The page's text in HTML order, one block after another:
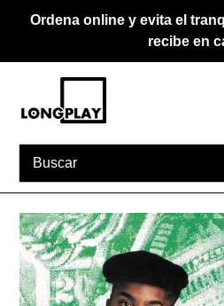
directamente
contenido
Ordena online y evita el
recibe en